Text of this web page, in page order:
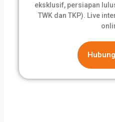
eksklusif, persiapan
TWK dan TKP). Live